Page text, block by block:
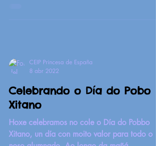
CEIP Princesa de España
8 abr 2022
Celebrando o Día do Pobo
Xitano
Hoxe celebramos no cole o Día do Pobbo
Xitano, un día con moito valor para todo o